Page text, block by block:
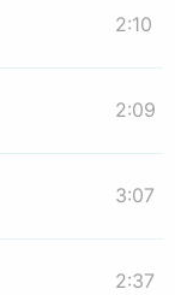
2:10
2:09
3:07
2:37